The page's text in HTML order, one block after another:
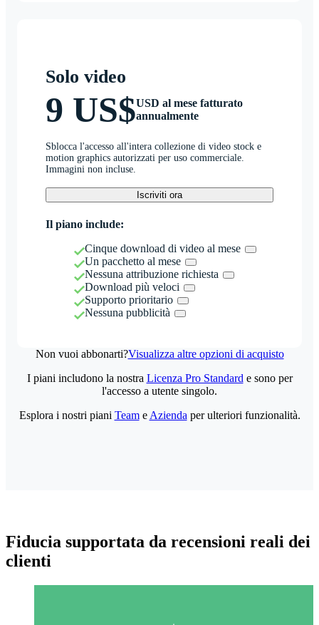
Solo video
9 US$USD al mese fatturato
annualmente
Sblocca l'accesso all'intera collezione di video stock e
motion graphics autorizzati per uso commerciale.
Immagini non incluse.
Iscriviti ora
Il piano include:
Cinque download di video al mese
Un pacchetto al mese
Nessuna attribuzione richiesta
Download più veloci
Supporto prioritario
Nessuna pubblicità
Non vuoi abbonarti?Visualizza altre opzioni di acquisto
I piani includono la nostra Licenza Pro Standard e sono per
l'accesso a utente singolo.
Esplora i nostri piani Teame Azienda per ulteriori funzionalità.
Fiducia supportata da recensioni reali dei
clienti